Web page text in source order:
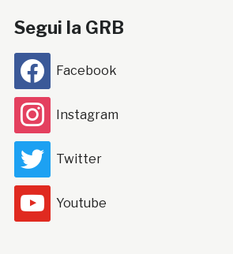
Segui la GRB
Facebook
Instagram
Twitter
Youtube